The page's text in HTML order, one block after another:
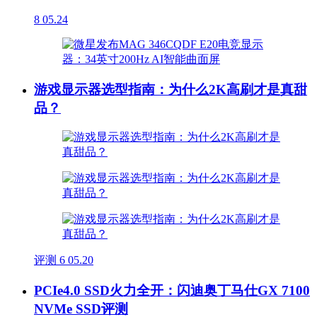
8 05.24
游戏显示器选型指南：为什么2K高刷才是真甜
品？
评测 6 05.20
PCIe4.0 SSD火力全开：闪迪奥丁马仕GX 7100
NVMe SSD评测